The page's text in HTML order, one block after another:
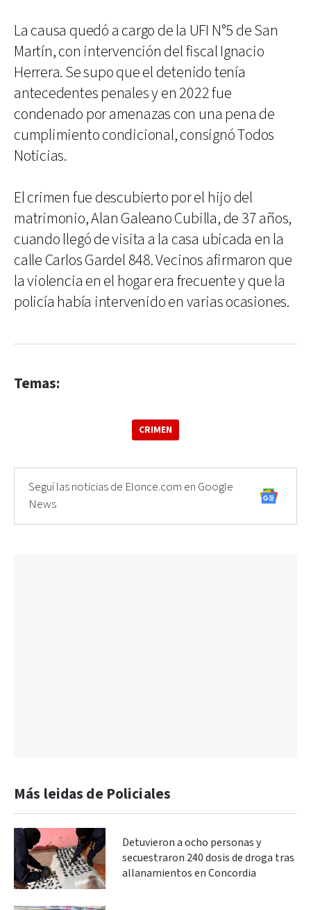
La causa quedó a cargo de la UFI N°5 de San
Martín, con intervención del fiscal Ignacio
Herrera. Se supo que el detenido tenía
antecedentes penales y en 2022 fue
condenado por amenazas con una pena de
cumplimiento condicional, consignó Todos
Noticias.
El crimen fue descubierto por el hijo del
matrimonio, Alan Galeano Cubilla, de 37 años,
cuando llegó de visita a la casa ubicada en la
calle Carlos Gardel 848. Vecinos afirmaron que
la violencia en el hogar era frecuente y que la
policía había intervenido en varias ocasiones.
Temas:
CRIMEN
Seguí las noticias de Elonce.com en Google
News
Más leidas de Policiales
Detuvieron a ocho personas y
secuestraron 240 dosis de droga tras
allanamientos en Concordia